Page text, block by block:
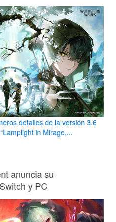
detalles de la versión 3.6
in Mirage,...
anuncia su
y PC